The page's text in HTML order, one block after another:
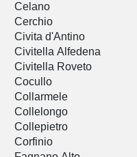
Celano
Cerchio
Civita d'Antino
Civitella Alfedena
Civitella Roveto
Cocullo
Collarmele
Collelongo
Collepietro
Corfinio